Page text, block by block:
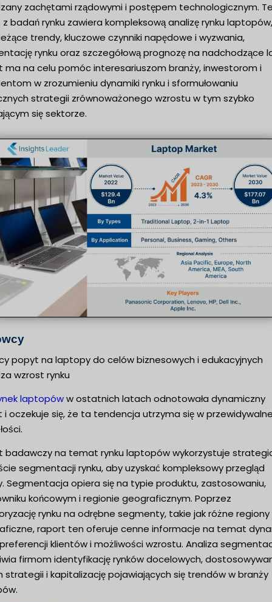
zachętami rządowymi i postępem technologicznym.
badań rynku zawiera kompleksową analizę rynku
trendy, kluczowe czynniki napędowe i wyzwania,
rynku oraz szczegółową prognozę na nadchodzące
ma na celu pomóc interesariuszom branży, inwestorom i
w zrozumieniu dynamiki rynku i sformułowaniu
strategii zrównoważonego wzrostu w tym szybko
się sektorze.
popyt na laptopy do celów biznesowych i edukacyjnych
wzrost rynku
laptopóww ostatnich latach odnotowała dynamiczny
i oczekuje się, że ta tendencja utrzyma się w
badawczy na temat rynku laptopów wykorzystuje
segmentacji rynku, aby uzyskać kompleksowy przegląd
Segmentacja opiera się na typie produktu, zastosowaniu,
końcowym i regionie geograficznym. Poprzez
rynku na odrębne segmenty, takie jak różne regiony
raport ten oferuje cenne informacje na temat
klientów i możliwości wzrostu. Analiza
firmom identyfikację rynków docelowych,
strategii i kapitalizację pojawiających się trendów w branży